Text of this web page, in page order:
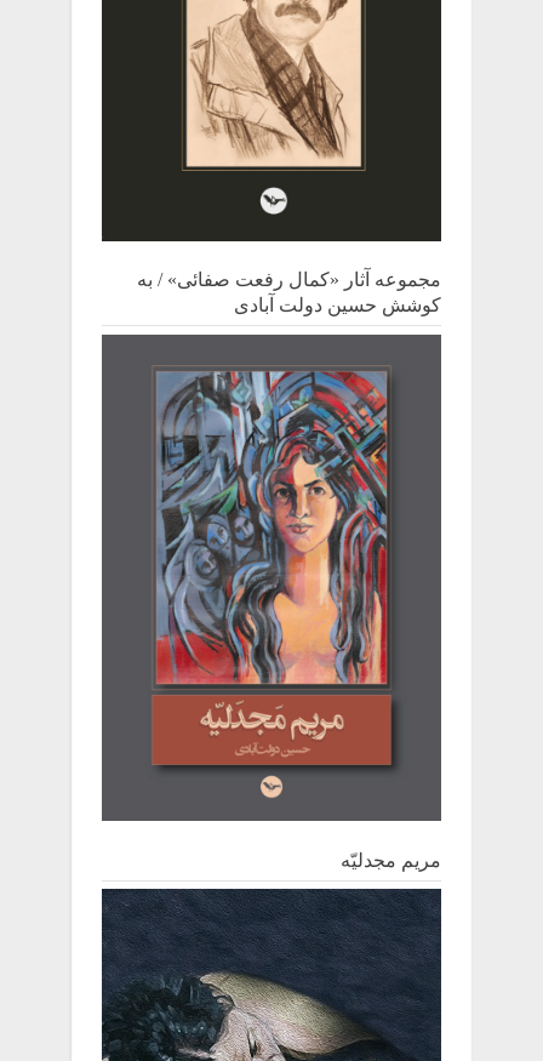
مجموعه آثار «کمال رفعت صفائی» / به
کوشش حسین دولت آبادی
مریم مجدلیّه